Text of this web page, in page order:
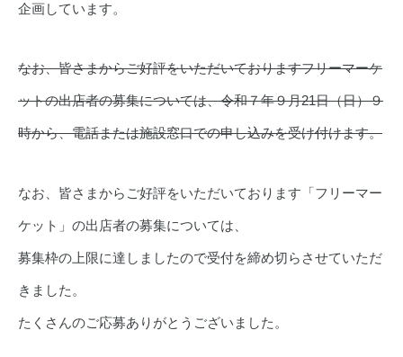
企画しています。
なお、皆さまからご好評をいただいておりますフリーマーケ
ットの出店者の募集については、令和７年９月21日（日）９
時から、電話または施設窓口での申し込みを受け付けます。
なお、皆さまからご好評をいただいております「フリーマー
ケット」の出店者の募集については、
募集枠の上限に達しましたので受付を締め切らさせていただ
きました。
たくさんのご応募ありがとうございました。